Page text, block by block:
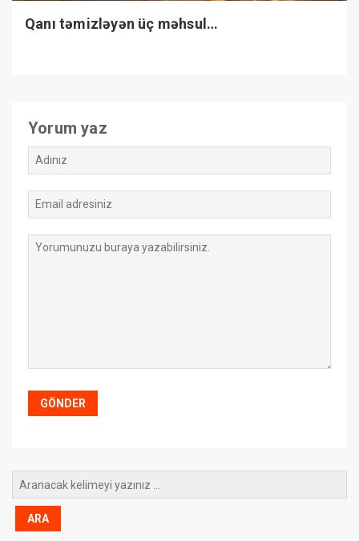
Qanı təmizləyən üç məhsul…
Yorum yaz